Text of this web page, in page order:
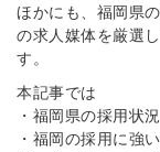
ほかにも、福岡県
の求人媒体を厳選
す。
本記事では
・福岡県の採用状況
・福岡の採用に強